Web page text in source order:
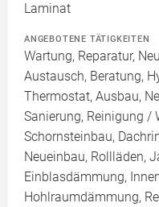
Laminat
ANGEBOTENE TÄTIGKEITEN
Wartung, Reparatur,
Austausch, Beratung,
Thermostat, Ausbau,
Sanierung, Reinigung /
Schornsteinbau,
Neueinbau, Rollläden,
Einblasdämmung,
Hohlraumdämmung,